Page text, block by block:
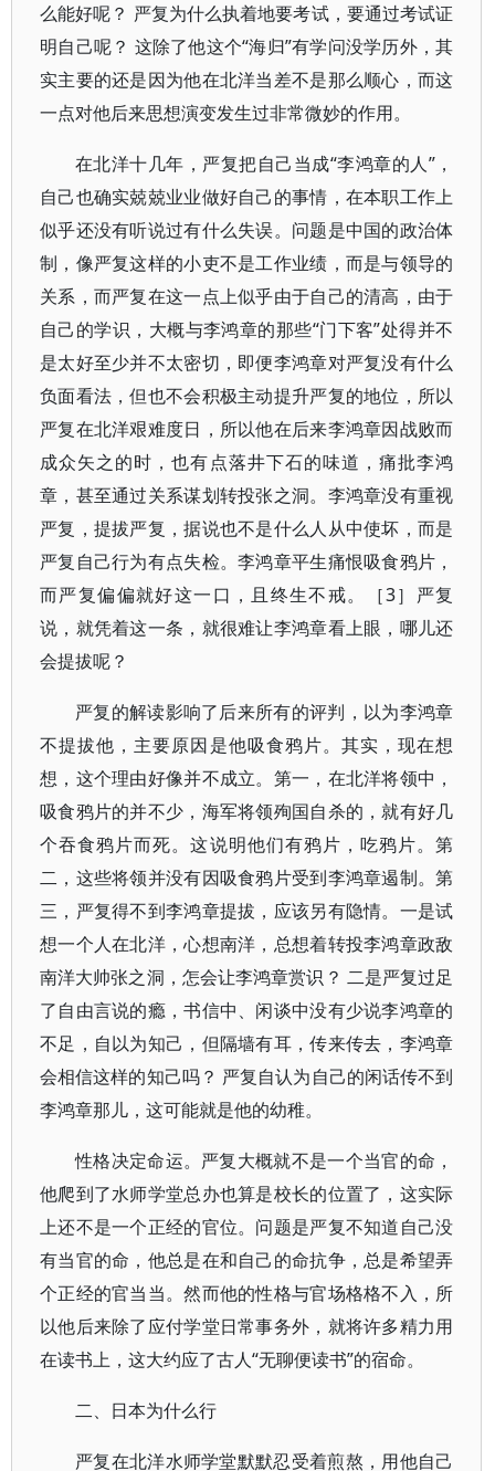
么能好呢？ 严复为什么执着地要考试，要通过考试证
明自己呢？ 这除了他这个“海归”有学问没学历外，其
实主要的还是因为他在北洋当差不是那么顺心，而这
一点对他后来思想演变发生过非常微妙的作用。
在北洋十几年，严复把自己当成“李鸿章的人”，
自己也确实兢兢业业做好自己的事情，在本职工作上
似乎还没有听说过有什么失误。问题是中国的政治体
制，像严复这样的小吏不是工作业绩，而是与领导的
关系，而严复在这一点上似乎由于自己的清高，由于
自己的学识，大概与李鸿章的那些“门下客”处得并不
是太好至少并不太密切，即便李鸿章对严复没有什么
负面看法，但也不会积极主动提升严复的地位，所以
严复在北洋艰难度日，所以他在后来李鸿章因战败而
成众矢之的时，也有点落井下石的味道，痛批李鸿
章，甚至通过关系谋划转投张之洞。李鸿章没有重视
严复，提拔严复，据说也不是什么人从中使坏，而是
严复自己行为有点失检。李鸿章平生痛恨吸食鸦片，
而严复偏偏就好这一口，且终生不戒。［3］严复
说，就凭着这一条，就很难让李鸿章看上眼，哪儿还
会提拔呢？
严复的解读影响了后来所有的评判，以为李鸿章
不提拔他，主要原因是他吸食鸦片。其实，现在想
想，这个理由好像并不成立。第一，在北洋将领中，
吸食鸦片的并不少，海军将领殉国自杀的，就有好几
个吞食鸦片而死。这说明他们有鸦片，吃鸦片。第
二，这些将领并没有因吸食鸦片受到李鸿章遏制。第
三，严复得不到李鸿章提拔，应该另有隐情。一是试
想一个人在北洋，心想南洋，总想着转投李鸿章政敌
南洋大帅张之洞，怎会让李鸿章赏识？ 二是严复过足
了自由言说的瘾，书信中、闲谈中没有少说李鸿章的
不足，自以为知己，但隔墙有耳，传来传去，李鸿章
会相信这样的知己吗？ 严复自认为自己的闲话传不到
李鸿章那儿，这可能就是他的幼稚。
性格决定命运。严复大概就不是一个当官的命，
他爬到了水师学堂总办也算是校长的位置了，这实际
上还不是一个正经的官位。问题是严复不知道自己没
有当官的命，他总是在和自己的命抗争，总是希望弄
个正经的官当当。然而他的性格与官场格格不入，所
以他后来除了应付学堂日常事务外，就将许多精力用
在读书上，这大约应了古人“无聊便读书”的宿命。
二、日本为什么行
严复在北洋水师学堂默默忍受着煎熬，用他自己